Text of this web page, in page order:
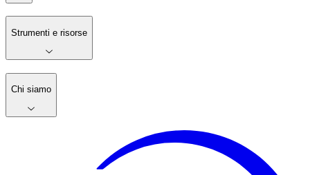
Strumenti e risorse
Chi siamo